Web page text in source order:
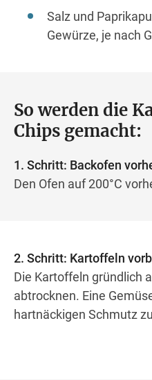
Salz und
Gewürze, je nach
So werden die
Chips gemacht:
1. Schritt: Backofen
Den Ofen auf 200°C
2. Schritt: Kartoffeln
Die Kartoffeln gründlich
abtrocknen. Eine
hartnäckigen Schmutz